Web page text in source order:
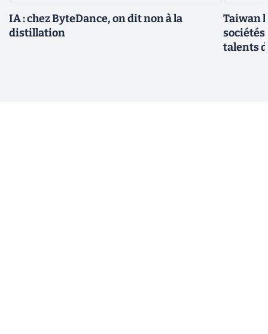
IA : chez ByteDance, on dit non à la
distillation
Taiwan
sociétés
talents